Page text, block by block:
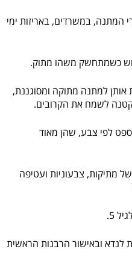
המתנה, במשרדים, באריזות ימי
כשמתחשק משהו מתוק.
אותן למתנה מתוקה ומסוגננת,
קטנה לשמח את הקרובים.
לפי צבע, שהן מאוד
מתיקות, צבעוניות ועטיפה
5.
לנדא ובאישור הרבנות הראשית